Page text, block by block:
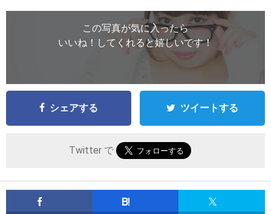
この写真が気に入ったら
いいね！してくれると嬉しいです！
シェアする ツイートする
Twitter で